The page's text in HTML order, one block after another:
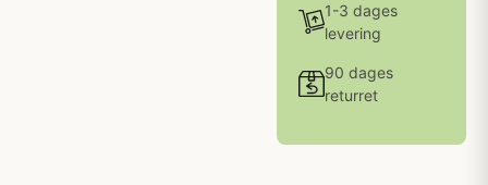
1-3 dages
levering
90 dages
returret